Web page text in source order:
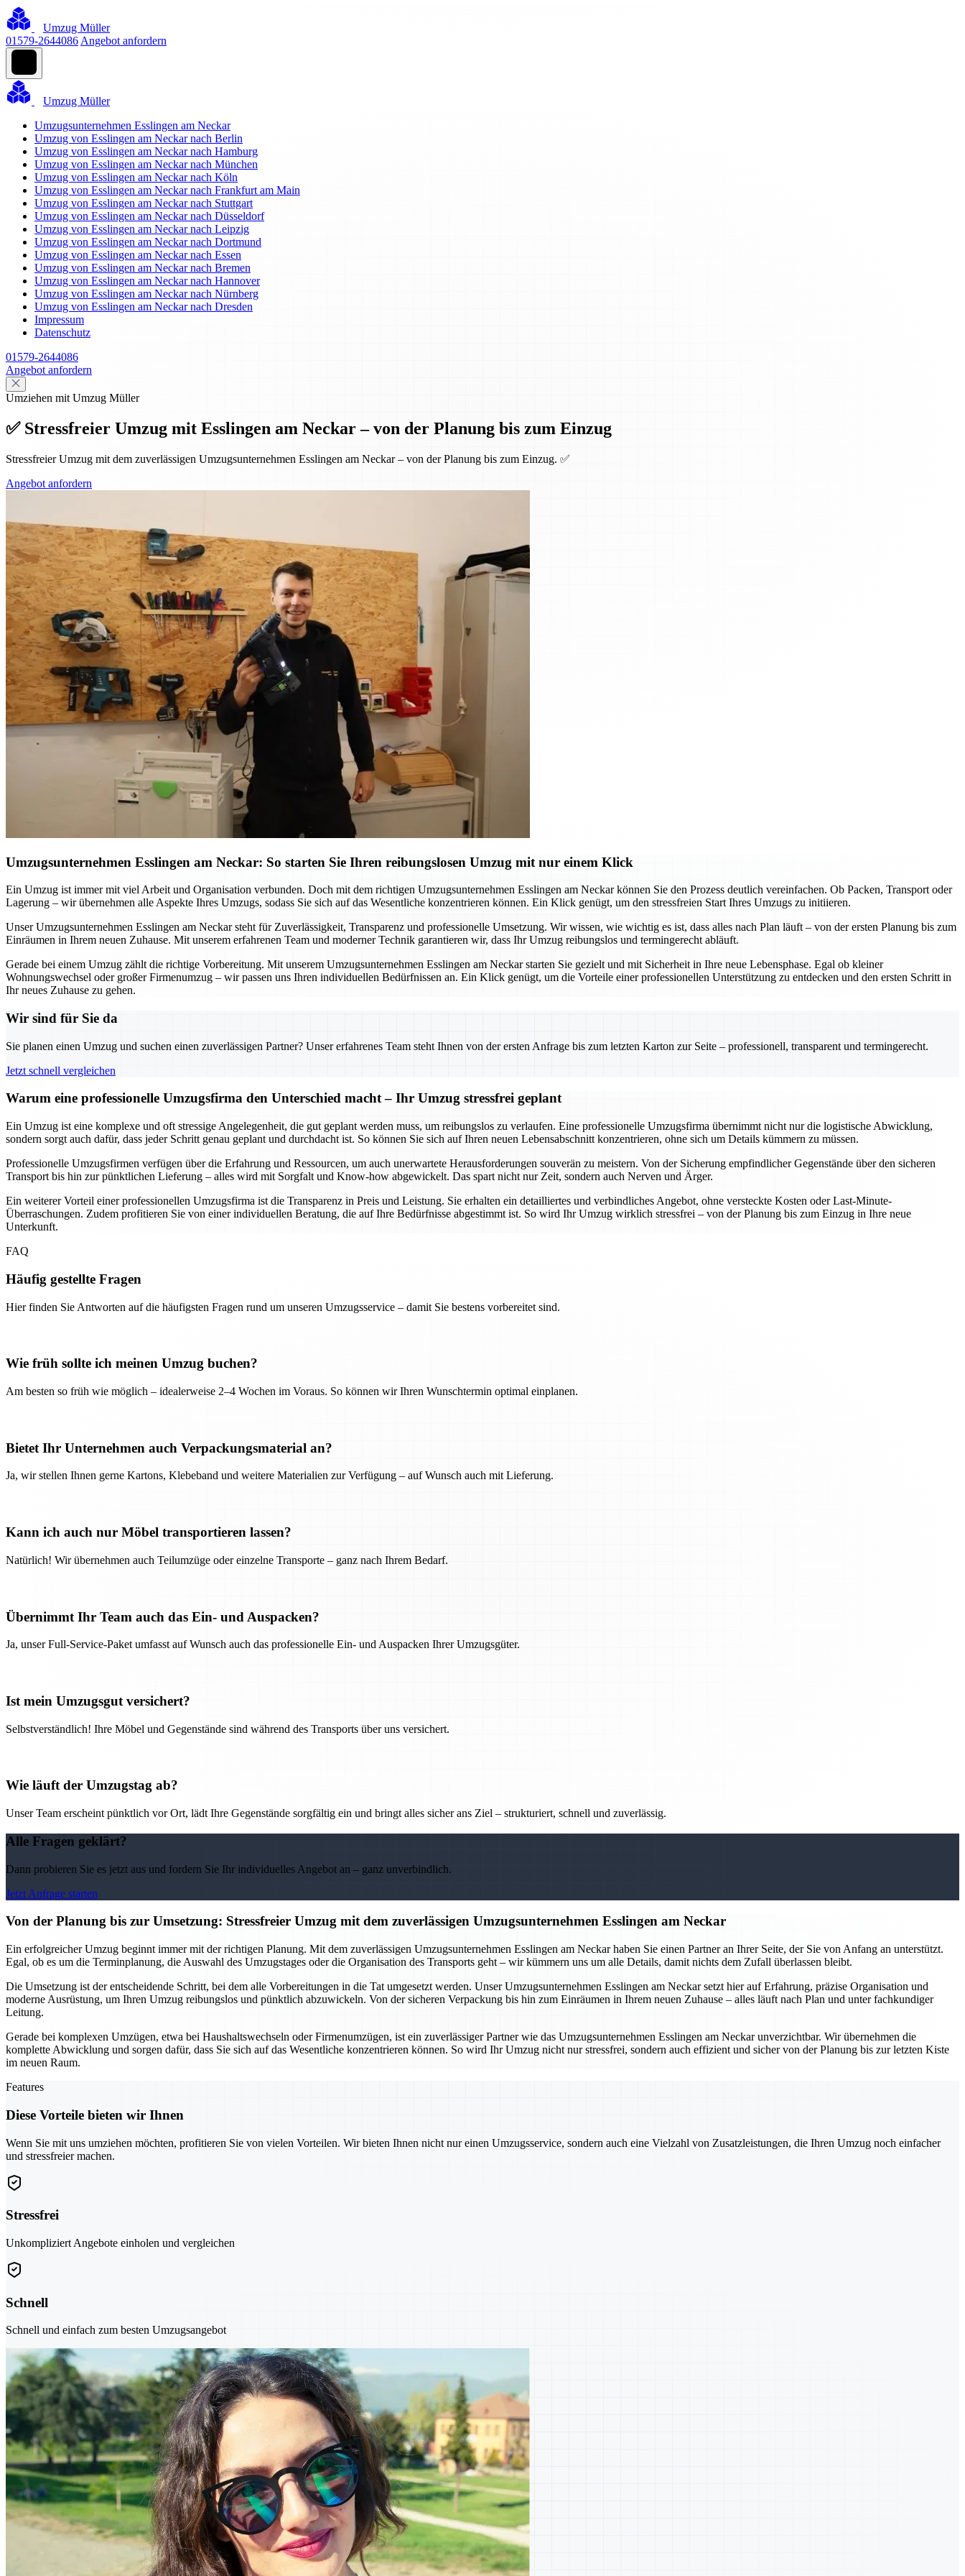
Umzug Müller
01579-2644086 Angebot anfordern
Umzug Müller
Umzugsunternehmen Esslingen am Neckar
Umzug von Esslingen am Neckar nach Berlin
Umzug von Esslingen am Neckar nach Hamburg
Umzug von Esslingen am Neckar nach München
Umzug von Esslingen am Neckar nach Köln
Umzug von Esslingen am Neckar nach Frankfurt am Main
Umzug von Esslingen am Neckar nach Stuttgart
Umzug von Esslingen am Neckar nach Düsseldorf
Umzug von Esslingen am Neckar nach Leipzig
Umzug von Esslingen am Neckar nach Dortmund
Umzug von Esslingen am Neckar nach Essen
Umzug von Esslingen am Neckar nach Bremen
Umzug von Esslingen am Neckar nach Hannover
Umzug von Esslingen am Neckar nach Nürnberg
Umzug von Esslingen am Neckar nach Dresden
Impressum
Datenschutz
01579-2644086
Angebot anfordern
Umziehen mit Umzug Müller
✅ Stressfreier Umzug mit Esslingen am Neckar – von der Planung bis zum Einzug
Stressfreier Umzug mit dem zuverlässigen Umzugsunternehmen Esslingen am Neckar – von der Planung bis zum Einzug. ✅
Angebot anfordern
Umzugsunternehmen Esslingen am Neckar: So starten Sie Ihren reibungslosen Umzug mit nur einem Klick
Ein Umzug ist immer mit viel Arbeit und Organisation verbunden. Doch mit dem richtigen Umzugsunternehmen Esslingen am Neckar können Sie den Prozess deutlich vereinfachen. Ob Packen, Transport oder
Lagerung – wir übernehmen alle Aspekte Ihres Umzugs, sodass Sie sich auf das Wesentliche konzentrieren können. Ein Klick genügt, um den stressfreien Start Ihres Umzugs zu initiieren.
Unser Umzugsunternehmen Esslingen am Neckar steht für Zuverlässigkeit, Transparenz und professionelle Umsetzung. Wir wissen, wie wichtig es ist, dass alles nach Plan läuft – von der ersten Planung bis zum
Einräumen in Ihrem neuen Zuhause. Mit unserem erfahrenen Team und moderner Technik garantieren wir, dass Ihr Umzug reibungslos und termingerecht abläuft.
Gerade bei einem Umzug zählt die richtige Vorbereitung. Mit unserem Umzugsunternehmen Esslingen am Neckar starten Sie gezielt und mit Sicherheit in Ihre neue Lebensphase. Egal ob kleiner
Wohnungswechsel oder großer Firmenumzug – wir passen uns Ihren individuellen Bedürfnissen an. Ein Klick genügt, um die Vorteile einer professionellen Unterstützung zu entdecken und den ersten Schritt in
Ihr neues Zuhause zu gehen.
Wir sind für Sie da
Sie planen einen Umzug und suchen einen zuverlässigen Partner? Unser erfahrenes Team steht Ihnen von der ersten Anfrage bis zum letzten Karton zur Seite – professionell, transparent und termingerecht.
Jetzt schnell vergleichen
Warum eine professionelle Umzugsfirma den Unterschied macht – Ihr Umzug stressfrei geplant
Ein Umzug ist eine komplexe und oft stressige Angelegenheit, die gut geplant werden muss, um reibungslos zu verlaufen. Eine professionelle Umzugsfirma übernimmt nicht nur die logistische Abwicklung,
sondern sorgt auch dafür, dass jeder Schritt genau geplant und durchdacht ist. So können Sie sich auf Ihren neuen Lebensabschnitt konzentrieren, ohne sich um Details kümmern zu müssen.
Professionelle Umzugsfirmen verfügen über die Erfahrung und Ressourcen, um auch unerwartete Herausforderungen souverän zu meistern. Von der Sicherung empfindlicher Gegenstände über den sicheren
Transport bis hin zur pünktlichen Lieferung – alles wird mit Sorgfalt und Know-how abgewickelt. Das spart nicht nur Zeit, sondern auch Nerven und Ärger.
Ein weiterer Vorteil einer professionellen Umzugsfirma ist die Transparenz in Preis und Leistung. Sie erhalten ein detailliertes und verbindliches Angebot, ohne versteckte Kosten oder Last-Minute-
Überraschungen. Zudem profitieren Sie von einer individuellen Beratung, die auf Ihre Bedürfnisse abgestimmt ist. So wird Ihr Umzug wirklich stressfrei – von der Planung bis zum Einzug in Ihre neue
Unterkunft.
FAQ
Häufig gestellte Fragen
Hier finden Sie Antworten auf die häufigsten Fragen rund um unseren Umzugsservice – damit Sie bestens vorbereitet sind.
Wie früh sollte ich meinen Umzug buchen?
Am besten so früh wie möglich – idealerweise 2–4 Wochen im Voraus. So können wir Ihren Wunschtermin optimal einplanen.
Bietet Ihr Unternehmen auch Verpackungsmaterial an?
Ja, wir stellen Ihnen gerne Kartons, Klebeband und weitere Materialien zur Verfügung – auf Wunsch auch mit Lieferung.
Kann ich auch nur Möbel transportieren lassen?
Natürlich! Wir übernehmen auch Teilumzüge oder einzelne Transporte – ganz nach Ihrem Bedarf.
Übernimmt Ihr Team auch das Ein- und Auspacken?
Ja, unser Full-Service-Paket umfasst auf Wunsch auch das professionelle Ein- und Auspacken Ihrer Umzugsgüter.
Ist mein Umzugsgut versichert?
Selbstverständlich! Ihre Möbel und Gegenstände sind während des Transports über uns versichert.
Wie läuft der Umzugstag ab?
Unser Team erscheint pünktlich vor Ort, lädt Ihre Gegenstände sorgfältig ein und bringt alles sicher ans Ziel – strukturiert, schnell und zuverlässig.
Alle Fragen geklärt?
Dann probieren Sie es jetzt aus und fordern Sie Ihr individuelles Angebot an – ganz unverbindlich.
Jetzt Anfrage starten
Von der Planung bis zur Umsetzung: Stressfreier Umzug mit dem zuverlässigen Umzugsunternehmen Esslingen am Neckar
Ein erfolgreicher Umzug beginnt immer mit der richtigen Planung. Mit dem zuverlässigen Umzugsunternehmen Esslingen am Neckar haben Sie einen Partner an Ihrer Seite, der Sie von Anfang an unterstützt.
Egal, ob es um die Terminplanung, die Auswahl des Umzugstages oder die Organisation des Transports geht – wir kümmern uns um alle Details, damit nichts dem Zufall überlassen bleibt.
Die Umsetzung ist der entscheidende Schritt, bei dem alle Vorbereitungen in die Tat umgesetzt werden. Unser Umzugsunternehmen Esslingen am Neckar setzt hier auf Erfahrung, präzise Organisation und
moderne Ausrüstung, um Ihren Umzug reibungslos und pünktlich abzuwickeln. Von der sicheren Verpackung bis hin zum Einräumen in Ihrem neuen Zuhause – alles läuft nach Plan und unter fachkundiger
Leitung.
Gerade bei komplexen Umzügen, etwa bei Haushaltswechseln oder Firmenumzügen, ist ein zuverlässiger Partner wie das Umzugsunternehmen Esslingen am Neckar unverzichtbar. Wir übernehmen die
komplette Abwicklung und sorgen dafür, dass Sie sich auf das Wesentliche konzentrieren können. So wird Ihr Umzug nicht nur stressfrei, sondern auch effizient und sicher von der Planung bis zur letzten Kiste
im neuen Raum.
Features
Diese Vorteile bieten wir Ihnen
Wenn Sie mit uns umziehen möchten, profitieren Sie von vielen Vorteilen. Wir bieten Ihnen nicht nur einen Umzugsservice, sondern auch eine Vielzahl von Zusatzleistungen, die Ihren Umzug noch einfacher
und stressfreier machen.
Stressfrei
Unkompliziert Angebote einholen und vergleichen
Schnell
Schnell und einfach zum besten Umzugsangebot